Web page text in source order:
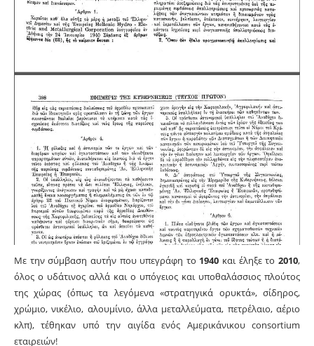
Με την σύμβαση αυτήν που υπεγράφη το 1940 και έληξε το2010,
όλος ο υδάτινος αλλά και ο υπόγειος και υποθαλάσσιος πλούτος
της χώρας (όπως τα λεγόμενα «στρατηγικά ορυκτά», σίδηρος,
χρώμιο, νικέλιο, αλουμίνιο, άλλα μεταλλεύματα, πετρέλαιο, αέριο
κλπ), τέθηκαν υπό την αιγίδα ενός Αμερικάνικου consortium
εταιρειών!